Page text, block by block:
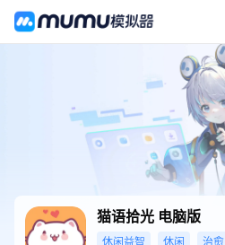
猫语拾光 电脑版
休闲益智 休闲 治愈